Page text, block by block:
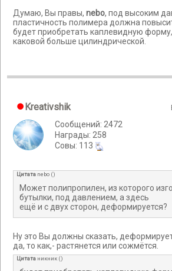
Думаю, Вы правы, nebo, под высоким
пластичность полимера должна
будет приобретать каплевидную
каковой больше цилиндрической.
Kreativshik
Сообщений: 2472
Награды: 258
Cовы: 113
Цитата nebo ()
Может полипропилен, из которого
бутылки, под давлением, а здесь
ещё и с двух сторон, деформируется?
Ну это Вы должны сказать,
да, то как,- растянется или сожмётся.
Цитата никник ()